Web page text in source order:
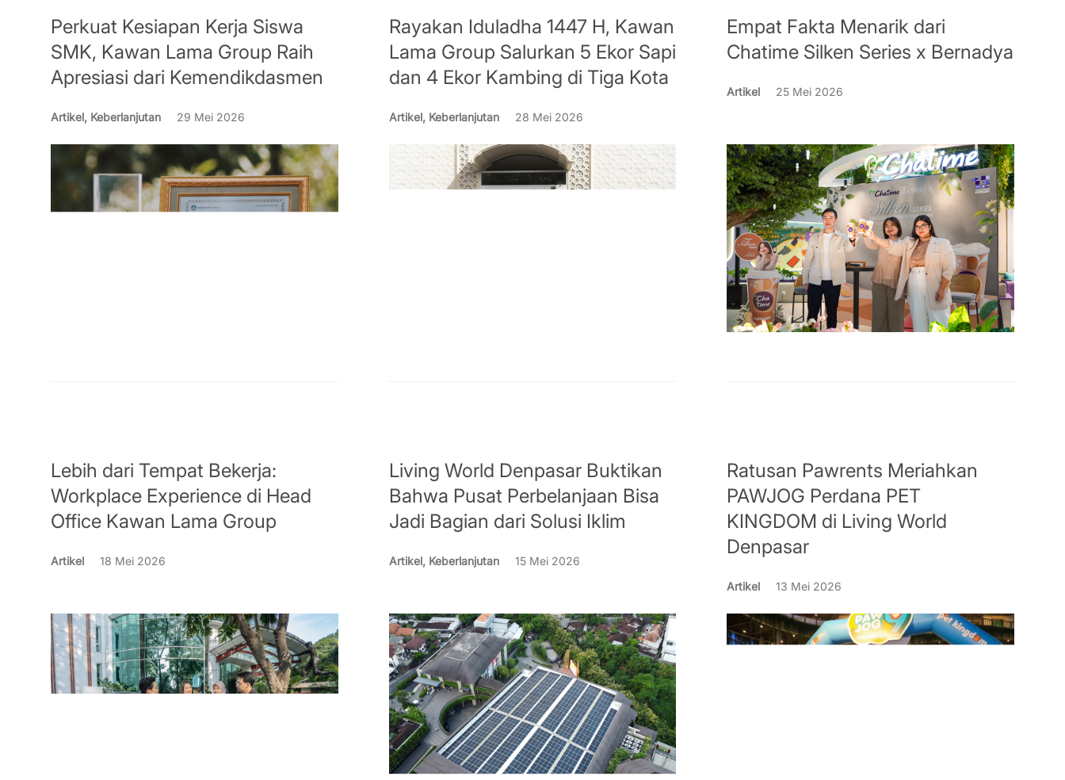
Perkuat Kesiapan Kerja Siswa
SMK, Kawan Lama Group Raih
Apresiasi dari Kemendikdasmen
Artikel, Keberlanjutan 29 Mei 2026
Rayakan Iduladha 1447 H, Kawan
Lama Group Salurkan 5 Ekor Sapi
dan 4 Ekor Kambing di Tiga Kota
Artikel, Keberlanjutan 28 Mei 2026
Empat Fakta Menarik dari
Chatime Silken Series x Bernadya
Artikel 25 Mei 2026
Lebih dari Tempat Bekerja:
Workplace Experience di Head
Office Kawan Lama Group
Artikel 18 Mei 2026
Living World Denpasar Buktikan
Bahwa Pusat Perbelanjaan Bisa
Jadi Bagian dari Solusi Iklim
Artikel, Keberlanjutan 15 Mei 2026
Ratusan Pawrents Meriahkan
PAWJOG Perdana PET
KINGDOM di Living World
Denpasar
Artikel 13 Mei 2026